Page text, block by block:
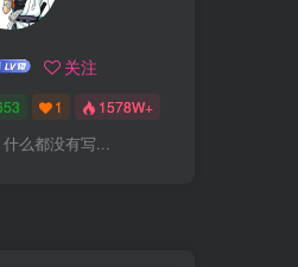
关注
1 1578W+
么都没有写...